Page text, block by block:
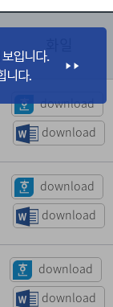
화일
download
download
download
download
download
download